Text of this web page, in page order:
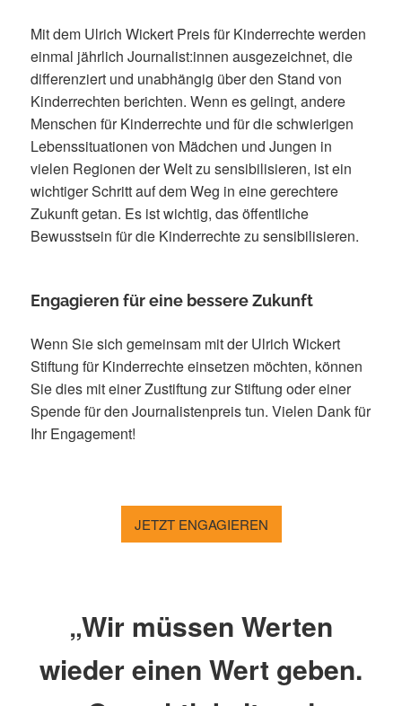
Mit dem Ulrich Wickert Preis für Kinderrechte werden
einmal jährlich Journalist:innen ausgezeichnet, die
differenziert und unabhängig über den Stand von
Kinderrechten berichten. Wenn es gelingt, andere
Menschen für Kinderrechte und für die schwierigen
Lebenssituationen von Mädchen und Jungen in
vielen Regionen der Welt zu sensibilisieren, ist ein
wichtiger Schritt auf dem Weg in eine gerechtere
Zukunft getan. Es ist wichtig, das öffentliche
Bewusstsein für die Kinderrechte zu sensibilisieren.
Engagieren für eine bessere Zukunft
Wenn Sie sich gemeinsam mit der Ulrich Wickert
Stiftung für Kinderrechte einsetzen möchten, können
Sie dies mit einer Zustiftung zur Stiftung oder einer
Spende für den Journalistenpreis tun. Vielen Dank für
Ihr Engagement!
JETZT ENGAGIEREN
„Wir müssen Werten
wieder einen Wert geben.